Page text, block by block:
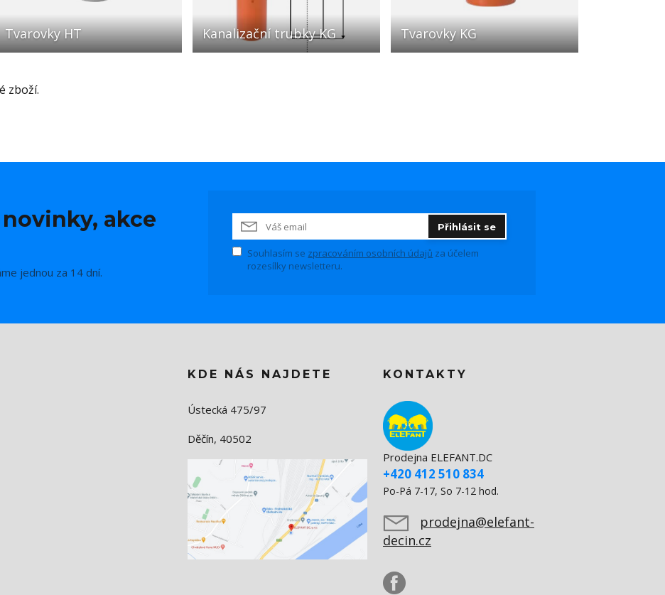
Tvarovky HT Kanalizační trubky KG Tvarovky KG
zboží.
akce
jednou za 14 dní.
Přihlásit se
Souhlasím se zpracováním osobních údajů za účelem
rozesílky newsletteru.
KDE NÁS NAJDETE
Ústecká 475/97
Děčín, 40502
KONTAKTY
Prodejna ELEFANT.DC
+420 412 510 834
Po-Pá 7-17, So 7-12 hod.
prodejna@elefant-
decin.cz